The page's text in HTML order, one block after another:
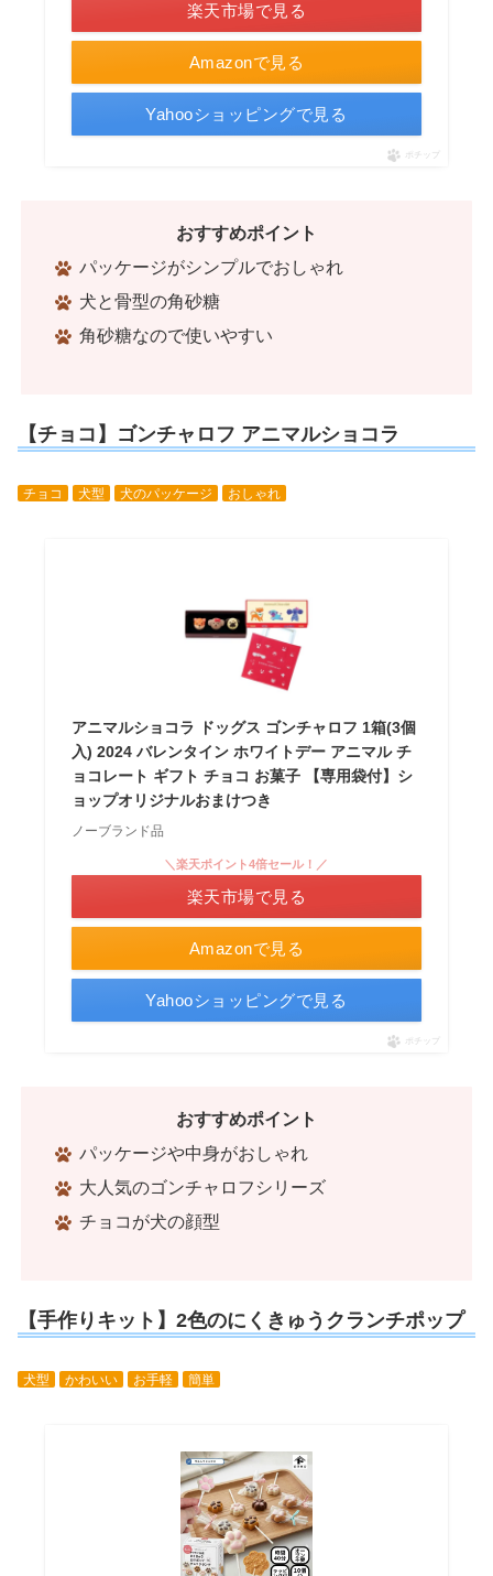
Amazonで見る
楽天市場で見る
Yahooショッピングで見る
ポチップ
おすすめポイント
パッケージがシンプルでおしゃれ
犬と骨型の角砂糖
角砂糖なので使いやすい
【チョコ】ゴンチャロフ アニマルショコラ
チョコ 犬型 犬のパッケージ おしゃれ
アニマルショコラ ドッグス ゴンチャロフ 1箱(3個
入) 2024 バレンタイン ホワイトデー アニマル チ
ョコレート ギフト チョコ お菓子 【専用袋付】シ
ョップオリジナルおまけつき
ノーブランド品
Amazonで見る
＼楽天ポイント4倍セール！／
楽天市場で見る
Yahooショッピングで見る
ポチップ
おすすめポイント
パッケージや中身がおしゃれ
大人気のゴンチャロフシリーズ
チョコが犬の顔型
【手作りキット】2色のにくきゅうクランチポップ
犬型 かわいい お手軽 簡単